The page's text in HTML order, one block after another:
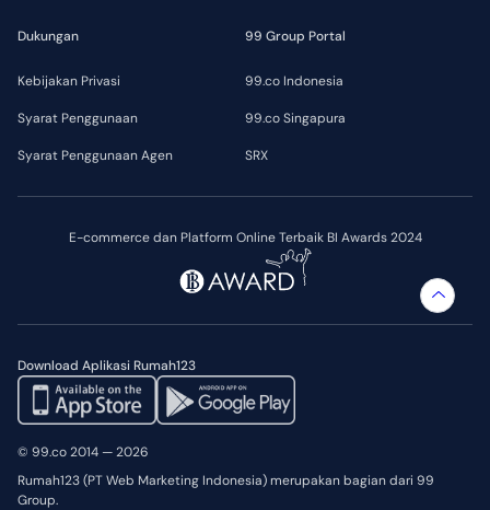
E-commerce dan Platform Online Terbaik BI Awards 2024
Download Aplikasi Rumah123
Dukungan
Kebijakan Privasi
Syarat Penggunaan
Syarat Penggunaan Agen
99 Group Portal
99.co Indonesia
99.co Singapura
SRX
© 99.co 2014 — 2026
Rumah123 (PT Web Marketing Indonesia) merupakan bagian dari 99
Group.